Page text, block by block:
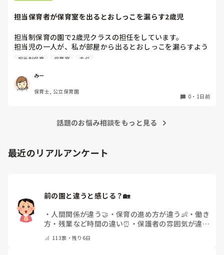
今は８月。
家でもやることはあります。
日常生活すら支障をきたすほどになりました。
椅子に座って作業をすれば？
と、園で言われました。
なので、子ども椅子程度の高さの踏み台に座って、試してみ
ただじっと座っていても、5分も座ればお尻に痛みがきま
体をひねる、少し立ち上がる、体を折りたたむような姿勢に
腰痛、膝痛お持ちの方は、どの程度の痛みで働かれているの
でしょうか。
痛みには強い方と思っていました。
担当保育者が保育室を出るとおしっこを漏らす2歳児
担当制保育の園で2歳児クラスの担任をしています。
担当児の一人が、私が部屋から出るとおしっこを漏らすよう
になりました。
4月から私への執着が強かったのですが、特に寝かしつけの
時に私がそばに行かないと繰り返し大きい声で呼んだり私が
寝かしつけしている子にちょっかいを出したり、何回もトイ
パンツで寝れる子が増えてきて、寝かしつけの時にトイレに
しかし寝かしつけに入る前にトイレでしっかり排尿している
ので、その子には待っててねといい外に出ていました。今日
しているように見えると言われました。
日頃からそのことの関わりはしっかり持てるように意識はし
ていますが…
今後どのように関わっていけばいいのか悩んでいます。
担当制保育 保育室 主任
みー
保育士, 公立保育園
0 ・ 1日前
話題のお悩み相談をもっと見る
最近のリアルアンケート
前の園と違うと感じる？🏡
・ 人間関係が違う🤝 ・ 保育の進め方が違う👶 ・働き
方・残業など時間の違い⏰ ・保護者の雰囲気が違う
で教えてください)
113票・残り6日